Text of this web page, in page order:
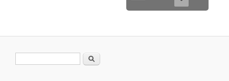
Formulario de búsqueda
Buscar